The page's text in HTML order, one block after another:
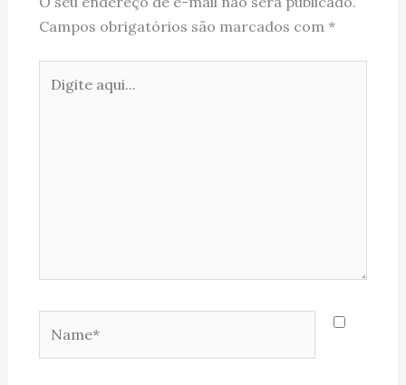
Campos obrigatórios são marcados com *
aqui...